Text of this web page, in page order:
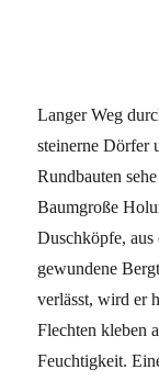
Langer Weg
steinerne Dörfer
Rundbauten
Baumgroße
Duschköpfe,
gewundene
verlässt, wird er
Flechten kleben
Feuchtigkeit.